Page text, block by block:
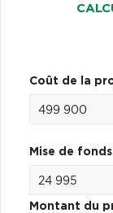
Coût de la
Mise de
Montant du